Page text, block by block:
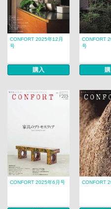
CONFORT 2025年12月
号
購入
CONFORT
号
CONFORT 2025年6月号 CONFORT